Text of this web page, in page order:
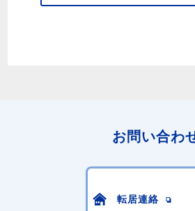
お問い合わ
転居連絡